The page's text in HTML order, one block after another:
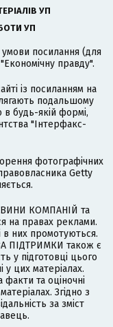
УП
УП
посилання (для
правду".
із посиланням на
подальшому
будь-якій формі,
"Інтерфакс-
фотографічних
Getty
КОМПАНІЙ та
на правах реклами.
в них промотуються.
ПІДТРИМКИ також є
у підготовці цього
у цих матеріалах.
факти та оціночні
Згідно з
за зміст